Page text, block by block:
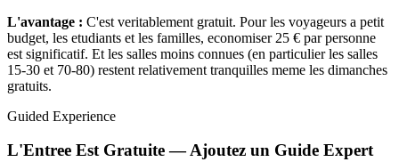
L'avantage : C'est veritablement gratuit. Pour les voyageurs a petit
budget, les etudiants et les familles, economiser 25 € par personne
est significatif. Et les salles moins connues (en particulier les salles
15-30 et 70-80) restent relativement tranquilles meme les dimanches
gratuits.
Guided Experience
L'Entree Est Gratuite — Ajoutez un Guide Expert